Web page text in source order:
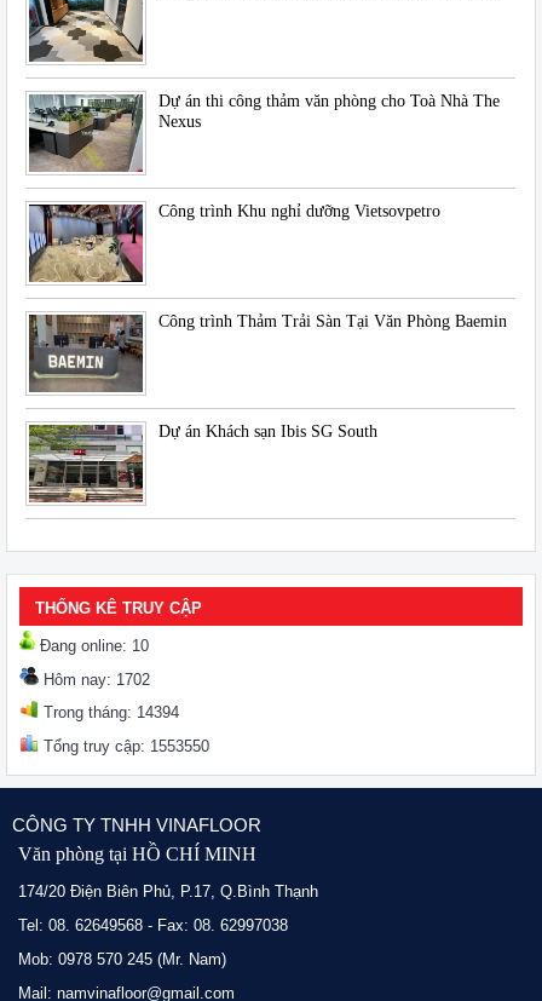
Dự án thi công thảm văn phòng cho Toà Nhà The
Nexus
Công trình Khu nghỉ dưỡng Vietsovpetro
Công trình Thảm Trải Sàn Tại Văn Phòng Baemin
Dự án Khách sạn Ibis SG South
THỐNG KÊ TRUY CẬP
Đang online: 10
Hôm nay: 1702
Trong tháng: 14394
Tổng truy cập: 1553550
CÔNG TY TNHH VINAFLOOR
Văn phòng tại HỒ CHÍ MINH
174/20 Điện Biên Phủ, P.17, Q.Bình Thạnh
Tel: 08. 62649568 - Fax: 08. 62997038
Mob: 0978 570 245 (Mr. Nam)
Mail: namvinafloor@gmail.com